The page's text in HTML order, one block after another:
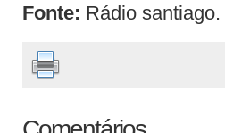
Fonte: Rádio santiago.